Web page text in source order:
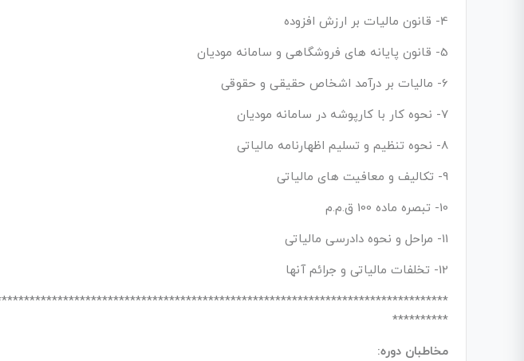
4- قانون مالیات بر ارزش افزوده
5- قانون پایانه های فروشگاهی و سامانه مودیان
6- مالیات بر درآمد اشخاص حقیقی و حقوقی
7- نحوه کار با کارپوشه در سامانه مودیان
8- نحوه تنظیم و تسلیم اظهارنامه مالیاتی
9- تکالیف و معافیت های مالیاتی
10- تبصره ماده 100 ق.م.م
11- مراحل و نحوه دادرسی مالیاتی
12- تخلفات مالیاتی و جرائم آنها
**********
مخاطبان دوره: